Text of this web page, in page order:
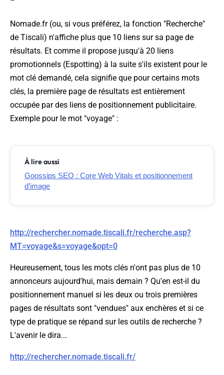
Nomade.fr (ou, si vous préférez, la fonction "Recherche"
de Tiscali) n'affiche plus que 10 liens sur sa page de
résultats. Et comme il propose jusqu'à 20 liens
promotionnels (Espotting) à la suite s'ils existent pour le
mot clé demandé, cela signifie que pour certains mots
clés, la première page de résultats est entièrement
occupée par des liens de positionnement publicitaire.
Exemple pour le mot "voyage" :
À lire aussi
Goossips SEO : Core Web Vitals et positionnement
d’image
http://rechercher.nomade.tiscali.fr/recherche.asp?
MT=voyage&s=voyage&opt=0
Heureusement, tous les mots clés n'ont pas plus de 10
annonceurs aujourd'hui, mais demain ? Qu'en est-il du
positionnement manuel si les deux ou trois premières
pages de résultats sont "vendues" aux enchères et si ce
type de pratique se répand sur les outils de recherche ?
L'avenir le dira...
http://rechercher.nomade.tiscali.fr/